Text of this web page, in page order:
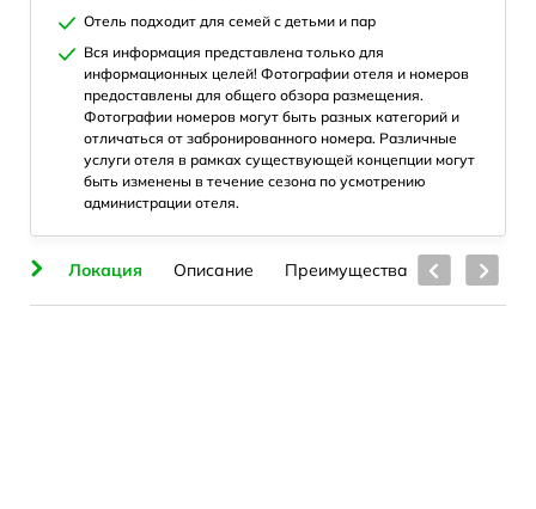
Отель подходит для семей с детьми и пар
Вся информация представлена только для
информационных целей! Фотографии отеля и номеров
предоставлены для общего обзора размещения.
Фотографии номеров могут быть разных категорий и
отличаться от забронированного номера. Различные
услуги отеля в рамках существующей концепции могут
быть изменены в течение сезона по усмотрению
администрации отеля.
Локация Описание Преимущества Номера